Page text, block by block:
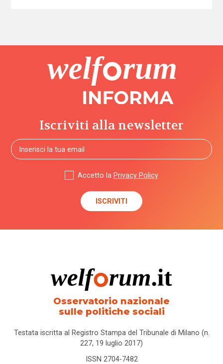
Iscriviti alla newsletter
Accetto la Privacy Policy
Osservatorio nazionale
sulle politiche sociali
Testata iscritta al Registro Stampa del Tribunale di Milano (n.
227, 19 luglio 2017)
ISSN 2704-7482